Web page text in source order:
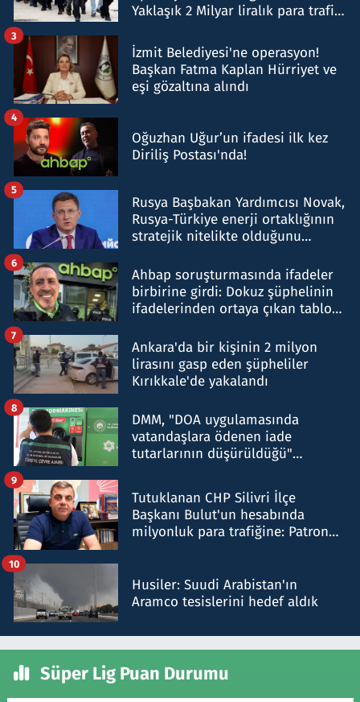
Yaklaşık 2 Milyar liralık para trafiği
İzmit Belediyesi'ne operasyon!
Başkan Fatma Kaplan Hürriyet ve
eşi gözaltına alındı
3
Oğuzhan Uğur’un ifadesi ilk kez
Diriliş Postası'nda!
4
Rusya Başbakan Yardımcısı Novak,
Rusya-Türkiye enerji ortaklığının
stratejik nitelikte olduğunu
5
Ahbap soruşturmasında ifadeler
birbirine girdi: Dokuz şüphelinin
ifadelerinden ortaya çıkan tablo
6
Ankara'da bir kişinin 2 milyon
lirasını gasp eden şüpheliler
Kırıkkale'de yakalandı
7
DMM, "DOA uygulamasında
vatandaşlara ödenen iade
tutarlarının düşürüldüğü"
8
Tutuklanan CHP Silivri İlçe
Başkanı Bulut'un hesabında
milyonluk para trafiğine: Patron
9
Husiler: Suudi Arabistan'ın
Aramco tesislerini hedef aldık
10
Süper Lig Puan Durumu